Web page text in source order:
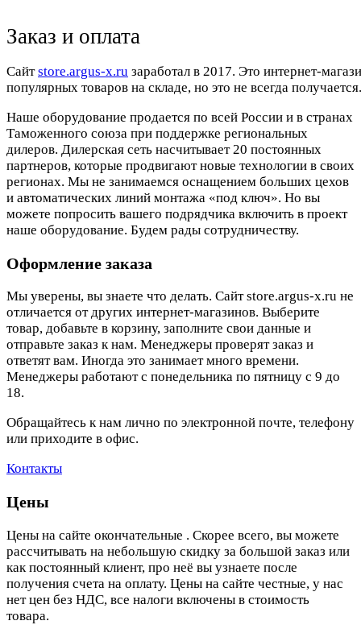
Заказ и оплата
Cайтstore.argus-x.ru заработал в 2017. Это интернет-
популярных товаров на складе, но это не всегда
Наше оборудование продается по всей России и в странах
Таможенного союза при поддержке региональных
дилеров. Дилерская сеть насчитывает 20 постоянных
партнеров, которые продвигают новые технологии в своих
регионах. Мы не занимаемся оснащением больших цехов
и автоматических линий монтажа «под ключ». Но вы
можете попросить вашего подрядчика включить в проект
наше оборудование. Будем рады сотрудничеству.
Оформление заказа
Мы уверены, вы знаете что делать. Сайт store.argus-x.ru не
отличается от других интернет-магазинов. Выберите
товар, добавьте в корзину, заполните свои данные и
отправьте заказ к нам. Менеджеры проверят заказ и
ответят вам. Иногда это занимает много времени.
Менеджеры работают с понедельника по пятницу с 9 до
18.
Обращайтесь к нам лично по электронной почте, телефону
или приходите в офис.
Контакты
Цены
Цены на сайте окончательные . Скорее всего, вы можете
рассчитывать на небольшую скидку за большой заказ или
как постоянный клиент, про неё вы узнаете после
получения счета на оплату. Цены на сайте честные, у нас
нет цен без НДС, все налоги включены в стоимость
товара.